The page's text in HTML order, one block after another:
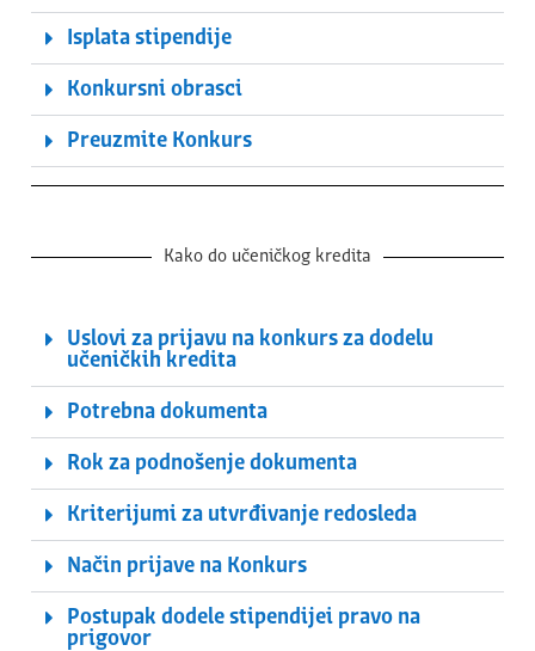
Isplata stipendije
Konkursni obrasci
Preuzmite Konkurs
Kako do učeničkog kredita
Uslovi za prijavu na konkurs za dodelu
učeničkih kredita
Potrebna dokumenta
Rok za podnošenje dokumenta
Kriterijumi za utvrđivanje redosleda
Način prijave na Konkurs
Postupak dodele stipendijei pravo na
prigovor